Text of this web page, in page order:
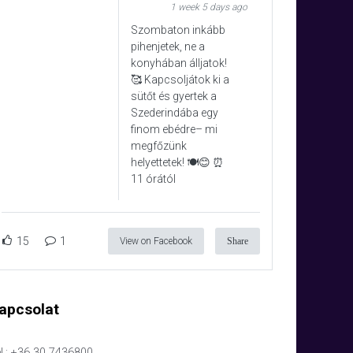
1 week 5 days ago
Szombaton inkább
pihenjetek, ne a
konyhában álljatok!
🥰 Kapcsoljátok ki a
sütőt és gyertek a
Szederindába egy
finom ebédre– mi
megfőzünk
helyettetek! 🍽️😊 ⏰
11 órától
15 1 View on Facebook Share